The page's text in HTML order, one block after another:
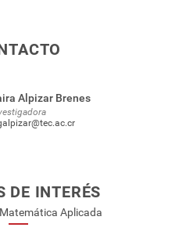
Alpizar Brenes
DE INTERÉS
Aplicada